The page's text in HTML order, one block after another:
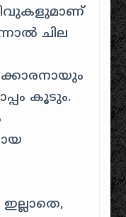
ചില
കൂടും.
ഇല്ലാതെ,